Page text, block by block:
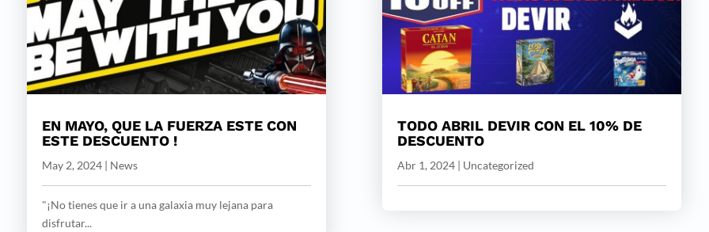
EN MAYO, QUE LA FUERZA ESTE CON
ESTE DESCUENTO !
May 2, 2024| News
"¡No tienes que ir a una galaxia muy lejana para
disfrutar...
TODO ABRIL DEVIR CON EL 10% DE
DESCUENTO
Abr 1, 2024| Uncategorized